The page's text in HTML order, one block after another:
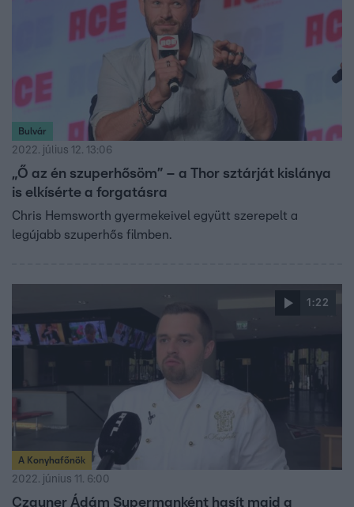
Bulvár
2022. július 12. 13:06
„Ő az én szuperhősöm” – a Thor sztárját kislánya
is elkísérte a forgatásra
Chris Hemsworth gyermekeivel együtt szerepelt a
legújabb szuperhős filmben.
1:22
A Konyhafőnök
2022. június 11. 6:00
Czauner Ádám Supermanként hasít majd a